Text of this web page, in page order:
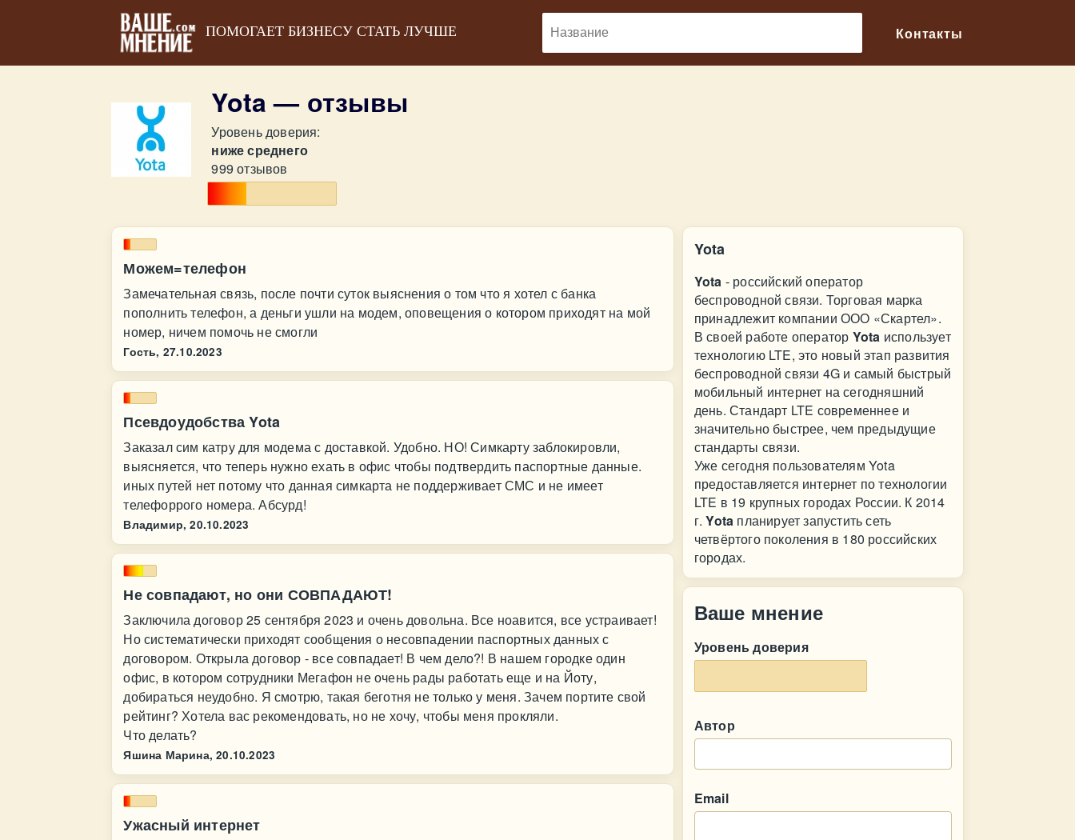
ПОМОГАЕТ БИЗНЕСУ СТАТЬ ЛУЧШЕ Контакты
Yota — отзывы
Уровень доверия:
ниже среднего
999 отзывов
Можем=телефон
Замечательная связь, после почти суток выяснения о том что я хотел с банка
пополнить телефон, а деньги ушли на модем, оповещения о котором приходят на мой
номер, ничем помочь не смогли
Гость, 27.10.2023
Псевдоудобства Yota
Заказал сим катру для модема с доставкой. Удобно. НО! Симкарту заблокировли,
выясняется, что теперь нужно ехать в офис чтобы подтвердить паспортные данные.
иных путей нет потому что данная симкарта не поддерживает СМС и не имеет
телефоррого номера. Абсурд!
Владимир, 20.10.2023
Не совпадают, но они СОВПАДАЮТ!
Заключила договор 25 сентября 2023 и очень довольна. Все ноавится, все устраивает!
Но систематически приходят сообщения о несовпадении паспортных данных с
договором. Открыла договор - все совпадает! В чем дело?! В нашем городке один
офис, в котором сотрудники Мегафон не очень рады работать еще и на Йоту,
добираться неудобно. Я смотрю, такая беготня не только у меня. Зачем портите свой
рейтинг? Хотела вас рекомендовать, но не хочу, чтобы меня прокляли.
Что делать?
Яшина Марина, 20.10.2023
Ужасный интернет
Yota
Yota - российский оператор
беспроводной связи. Торговая марка
принадлежит компании ООО «Скартел».
В своей работе оператор Yota использует
технологию LTE, это новый этап развития
беспроводной связи 4G и самый быстрый
мобильный интернет на сегодняшний
день. Стандарт LTE современнее и
значительно быстрее, чем предыдущие
стандарты связи.
Уже сегодня пользователям Yota
предоставляется интернет по технологии
LTE в 19 крупных городах России. К 2014
г.Yota планирует запустить сеть
четвёртого поколения в 180 российских
городах.
Ваше мнение
Уровень доверия
Автор
Email